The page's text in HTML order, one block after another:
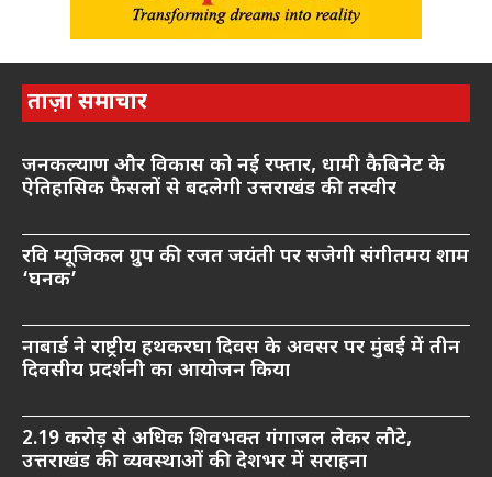
ताज़ा समाचार
जनकल्याण और विकास को नई रफ्तार, धामी कैबिनेट के
ऐतिहासिक फैसलों से बदलेगी उत्तराखंड की तस्वीर
रवि म्यूजिकल ग्रुप की रजत जयंती पर सजेगी संगीतमय शाम
‘घनक’
नाबार्ड ने राष्ट्रीय हथकरघा दिवस के अवसर पर मुंबई में तीन
दिवसीय प्रदर्शनी का आयोजन किया
2.19 करोड़ से अधिक शिवभक्त गंगाजल लेकर लौटे,
उत्तराखंड की व्यवस्थाओं की देशभर में सराहना